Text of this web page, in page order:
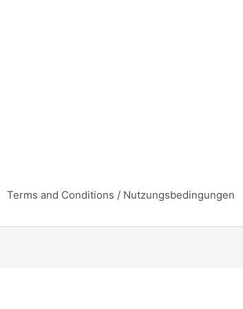
Terms and Conditions / Nutzungsbedingungen